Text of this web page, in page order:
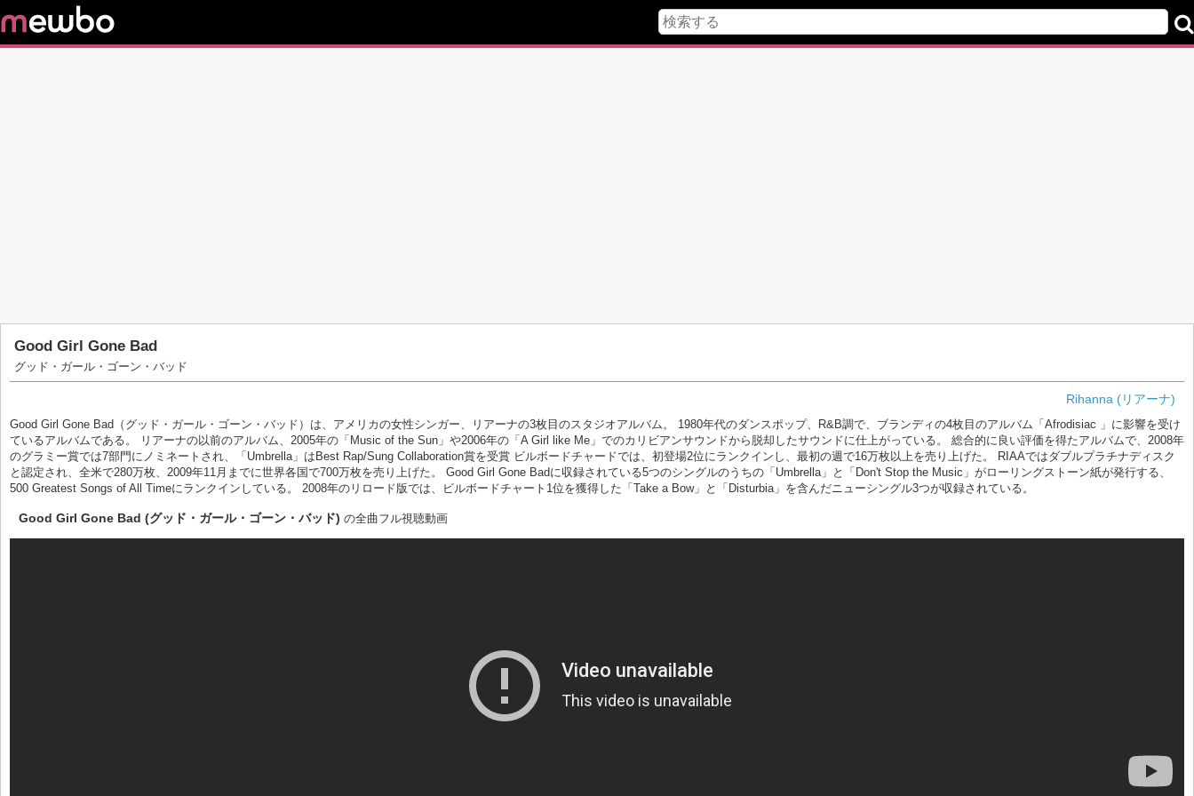
Good Girl Gone Bad
グッド・ガール・ゴーン・バッド
Rihanna (リアーナ)
Good Girl Gone Bad（グッド・ガール・ゴーン・バッド）は、アメリカの女性シンガー、リアーナの3枚目のスタジオアルバム。 1980年代のダンスポップ、R&B調で、ブランディの4枚目のアルバム「Afrodisiac 」に影響を受け
ているアルバムである。 リアーナの以前のアルバム、2005年の「Music of the Sun」や2006年の「A Girl like Me」でのカリビアンサウンドから脱却したサウンドに仕上がっている。 総合的に良い評価を得たアルバムで、2008年
のグラミー賞では7部門にノミネートされ、「Umbrella」はBest Rap/Sung Collaboration賞を受賞 ビルボードチャードでは、初登場2位にランクインし、最初の週で16万枚以上を売り上げた。 RIAAではダブルプラチナディスク
と認定され、全米で280万枚、2009年11月までに世界各国で700万枚を売り上げた。 Good Girl Gone Badに収録されている5つのシングルのうちの「Umbrella」と「Don't Stop the Music」がローリングストーン紙が発行する、
500 Greatest Songs of All Timeにランクインしている。 2008年のリロード版では、ビルボードチャート1位を獲得した「Take a Bow」と「Disturbia」を含んだニューシングル3つが収録されている。
Good Girl Gone Bad (グッド・ガール・ゴーン・バッド) の全曲フル視聴動画